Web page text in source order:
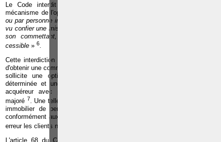
Le Code interdit également à un agent immobilier de recourir au
mécanisme de l'option cessible : «
ou par personne interposée, ne peut, quant à un bien pour lequel il s'est
vu confier une mission, manœuvrer aux fins de devenir cocontractant de
son commettant, que ce soit ou non via un mécanisme d'option
cessible »6
Cette interdiction a pour but d'éviter qu'un agent immobilier, pour tenter
d'obtenir une commission plus importante que celle généralement prévue,
sollicite une option d'achat cessible sur un bien pour une durée
déterminée et une fois celle-ci obtenue, cède l'option à un candidat
acquéreur avec pour conséquence que le prix du bien sera ainsi
majoré 7
. Une telle pratique est condamnable puisqu'elle permet à l'agent
immobilier de percevoir une commission supérieure à celle calculée
conformément aux usages, et est par conséquent de nature à induire en
erreur les clients non avertis
L'article 68 du Code déontologie prévoit toutefois que l'agent peut «